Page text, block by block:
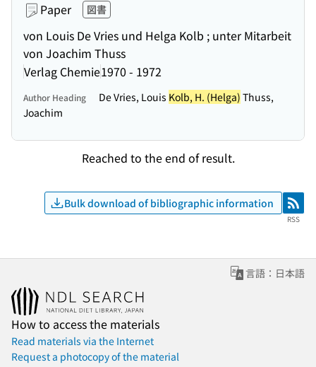
Paper 図書
von Louis De Vries und Helga Kolb ; unter Mitarbeit
von Joachim Thuss
Verlag Chemie1970 - 1972
Author Heading De Vries, Louis Kolb, H. (Helga) Thuss,
Joachim
Reached to the end of result.
Bulk download of bibliographic information RSS
RSS
言語：日本語
How to access the materials
Read materials via the Internet
Request a photocopy of the material